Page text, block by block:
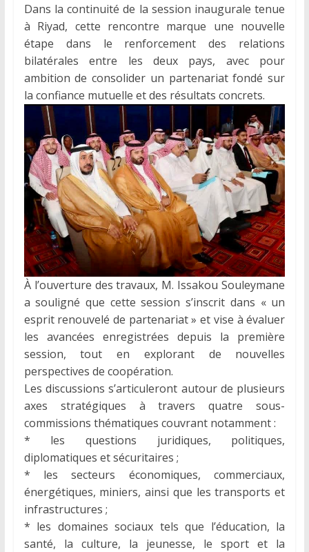
Dans la continuité de la session inaugurale tenue
à Riyad, cette rencontre marque une nouvelle
étape dans le renforcement des relations
bilatérales entre les deux pays, avec pour
ambition de consolider un partenariat fondé sur
la confiance mutuelle et des résultats concrets.
À l’ouverture des travaux, M. Issakou Souleymane
a souligné que cette session s’inscrit dans « un
esprit renouvelé de partenariat » et vise à évaluer
les avancées enregistrées depuis la première
session, tout en explorant de nouvelles
perspectives de coopération.
Les discussions s’articuleront autour de plusieurs
axes stratégiques à travers quatre sous-
commissions thématiques couvrant notamment :
* les questions juridiques, politiques,
diplomatiques et sécuritaires ;
* les secteurs économiques, commerciaux,
énergétiques, miniers, ainsi que les transports et
infrastructures ;
* les domaines sociaux tels que l’éducation, la
santé, la culture, la jeunesse, le sport et la